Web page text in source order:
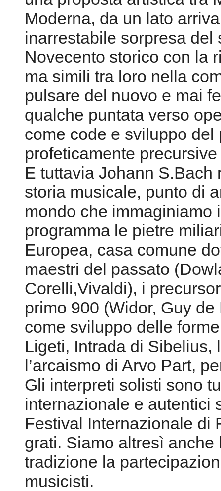
Moderna, da un lato
inarrestabile sorpresa del
Novecento storico con la
ma simili tra loro nella
pulsare del nuovo e mai
qualche puntata verso
come code e sviluppo
profeticamente
E tuttavia Johann
storia musicale, punto di
mondo che immaginiamo
programma le pietre
Europea, casa comune
maestri del passato
Corelli,Vivaldi), i
primo 900 (Widor, Guy
come sviluppo delle
Ligeti, Intrada di Sibelius,
l’arcaismo di Arvo Part,
Gli interpreti solisti sono
internazionale e autentici
Festival Internazionale di
grati. Siamo altresì
tradizione la
musicisti.